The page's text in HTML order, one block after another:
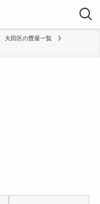
大田区の畳屋一覧